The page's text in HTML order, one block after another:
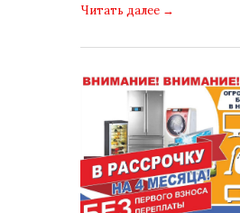
Читать далее →